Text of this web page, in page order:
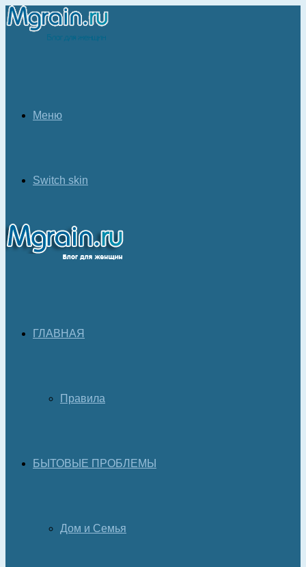
Меню
Switch skin
ГЛАВНАЯ
Правила
БЫТОВЫЕ ПРОБЛЕМЫ
Дом и Семья